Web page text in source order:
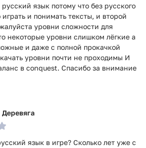
язык потому что без русского
и понимать тексты, и второй
уровни сложности для
некоторые уровни слишком лёгкие а
и даже с полной прокачкой
уровни почти не проходимы И
в conquest. Спасибо за внимание
язык в игре? Сколько лет уже с